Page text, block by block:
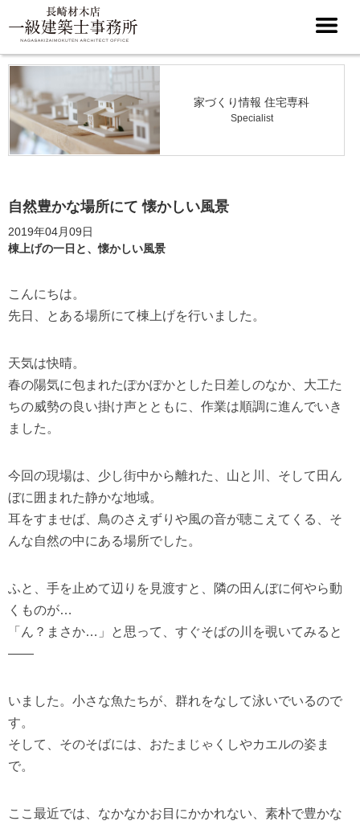
家づくり情報 住宅専科
Specialist
自然豊かな場所にて 懐かしい風景
2019年04月09日
棟上げの一日と、懐かしい風景
こんにちは。
先日、とある場所にて棟上げを行いました。
天気は快晴。
春の陽気に包まれたぽかぽかとした日差しのなか、大工た
ちの威勢の良い掛け声とともに、作業は順調に進んでいき
ました。
今回の現場は、少し街中から離れた、山と川、そして田ん
ぼに囲まれた静かな地域。
耳をすませば、鳥のさえずりや風の音が聴こえてくる、そ
んな自然の中にある場所でした。
ふと、手を止めて辺りを見渡すと、隣の田んぼに何やら動
くものが…
「ん？まさか…」と思って、すぐそばの川を覗いてみると
――
いました。小さな魚たちが、群れをなして泳いでいるので
す。
そして、そのそばには、おたまじゃくしやカエルの姿ま
で。
ここ最近では、なかなかお目にかかれない、素朴で豊かな